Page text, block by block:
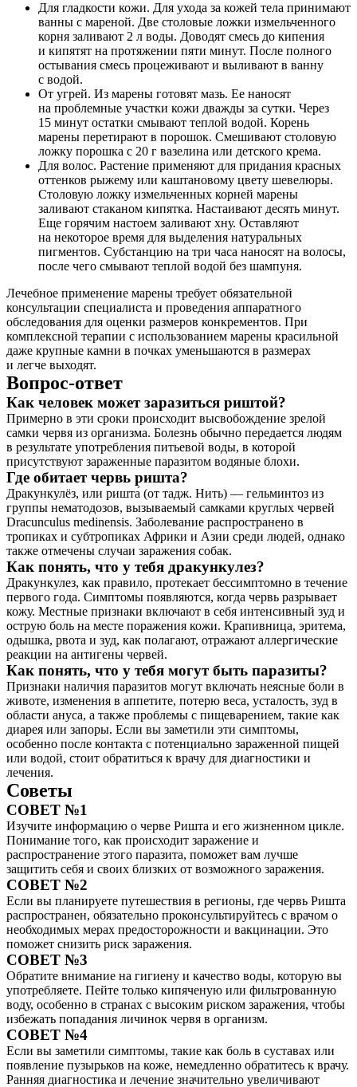
Для гладкости кожи. Для ухода за кожей тела принимают
ванны с мареной. Две столовые ложки измельченного
корня заливают 2 л воды. Доводят смесь до кипения
и кипятят на протяжении пяти минут. После полного
остывания смесь процеживают и выливают в ванну
с водой.
От угрей. Из марены готовят мазь. Ее наносят
на проблемные участки кожи дважды за сутки. Через
15 минут остатки смывают теплой водой. Корень
марены перетирают в порошок. Смешивают столовую
ложку порошка с 20 г вазелина или детского крема.
Для волос. Растение применяют для придания красных
оттенков рыжему или каштановому цвету шевелюры.
Столовую ложку измельченных корней марены
заливают стаканом кипятка. Настаивают десять минут.
Еще горячим настоем заливают хну. Оставляют
на некоторое время для выделения натуральных
пигментов. Субстанцию на три часа наносят на волосы,
после чего смывают теплой водой без шампуня.
Лечебное применение марены требует обязательной
консультации специалиста и проведения аппаратного
обследования для оценки размеров конкрементов. При
комплексной терапии с использованием марены красильной
даже крупные камни в почках уменьшаются в размерах
и легче выходят.
Вопрос-ответ
Как человек может заразиться риштой?
Примерно в эти сроки происходит высвобождение зрелой
самки червя из организма. Болезнь обычно передается людям
в результате употребления питьевой воды, в которой
присутствуют зараженные паразитом водяные блохи.
Где обитает червь ришта?
Дракункулёз, или ришта́ (от тадж. Нить) — гельминтоз из
группы нематодозов, вызываемый самками круглых червей
Dracunculus medinensis. Заболевание распространено в
тропиках и субтропиках Африки и Азии среди людей, однако
также отмечены случаи заражения собак.
Как понять, что у тебя дракункулез?
Дракункулез, как правило, протекает бессимптомно в течение
первого года. Симптомы появляются, когда червь разрывает
кожу. Местные признаки включают в себя интенсивный зуд и
острую боль на месте поражения кожи. Крапивница, эритема,
одышка, рвота и зуд, как полагают, отражают аллергические
реакции на антигены червей.
Как понять, что у тебя могут быть паразиты?
Признаки наличия паразитов могут включать неясные боли в
животе, изменения в аппетите, потерю веса, усталость, зуд в
области ануса, а также проблемы с пищеварением, такие как
диарея или запоры. Если вы заметили эти симптомы,
особенно после контакта с потенциально зараженной пищей
или водой, стоит обратиться к врачу для диагностики и
лечения.
Советы
СОВЕТ №1
Изучите информацию о черве Ришта и его жизненном цикле.
Понимание того, как происходит заражение и
распространение этого паразита, поможет вам лучше
защитить себя и своих близких от возможного заражения.
СОВЕТ №2
Если вы планируете путешествия в регионы, где червь Ришта
распространен, обязательно проконсультируйтесь с врачом о
необходимых мерах предосторожности и вакцинации. Это
поможет снизить риск заражения.
СОВЕТ №3
Обратите внимание на гигиену и качество воды, которую вы
употребляете. Пейте только кипяченую или фильтрованную
воду, особенно в странах с высоким риском заражения, чтобы
избежать попадания личинок червя в организм.
СОВЕТ №4
Если вы заметили симптомы, такие как боль в суставах или
появление пузырьков на коже, немедленно обратитесь к врачу.
Ранняя диагностика и лечение значительно увеличивают